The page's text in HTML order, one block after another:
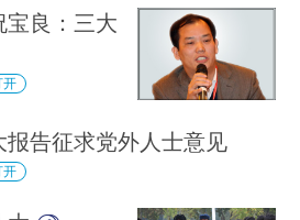
宝良：三大
开
告征求党外人士意见
开